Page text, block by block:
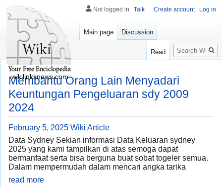
Membantu Orang Lain Menyadari
Keuntungan Pengeluaran sdy 2009
2024
February 5, 2025 Wiki Article
Data Sydney Sekian informasi Data Keluaran sydney
2025 yang kami tampilkan di atas semoga dapat
bermanfaat serta bisa berguna buat sobat togeler semua.
Dalam mempermudah dalam mencari angka tarika
read more
Not logged in Talk Create account Log in
Main page Discussion
Read
Search
wikilinksnews.com